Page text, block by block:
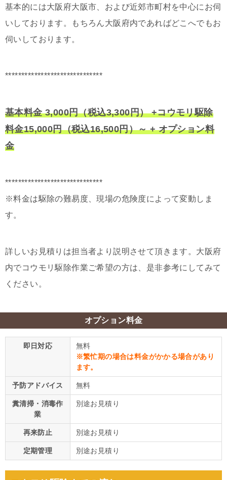
基本的には大阪府大阪市、および近郊市町村を中心にお伺
いしております。もちろん大阪府内であればどこへでもお
伺いしております。
******************************
基本料金 3,000円（税込3,300円） +コウモリ駆除
料金15,000円（税込16,500円）～ + オプション料
金
******************************
※料金は駆除の難易度、現場の危険度によって変動しま
す。
詳しいお見積りは担当者より説明させて頂きます。大阪府
内でコウモリ駆除作業ご希望の方は、是非参考にしてみて
ください。
オプション料金
即日対応
無料
※繁忙期の場合は料金がかかる場合があり
ます。
予防アドバイス 無料
糞清掃・消毒作
業
別途お見積り
再来防止 別途お見積り
定期管理 別途お見積り